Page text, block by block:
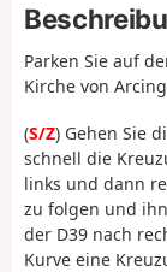
Parken Sie auf
Kirche von
(S/Z) Gehen Sie
schnell die
links und dann
zu folgen und
der D39 nach
Kurve eine